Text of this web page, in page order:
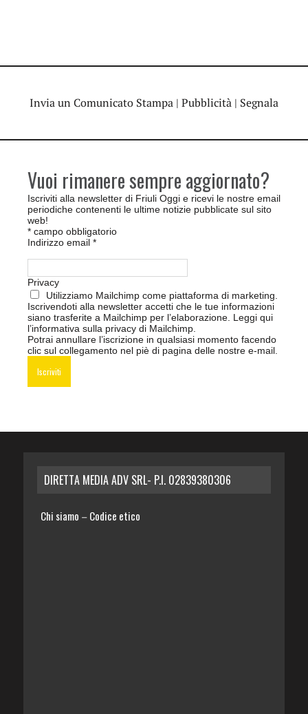
Invia un Comunicato Stampa | Pubblicità | Segnala
Vuoi rimanere sempre aggiornato?
Iscriviti alla newsletter di Friuli Oggi e ricevi le nostre email
periodiche contenenti le ultime notizie pubblicate sul sito
web!
* campo obbligatorio
Indirizzo email *
Privacy
Utilizziamo Mailchimp come piattaforma di marketing.
Iscrivendoti alla newsletter accetti che le tue informazioni
siano trasferite a Mailchimp per l’elaborazione. Leggi qui
l’informativa sulla privacy di Mailchimp
Potrai annullare l’iscrizione in qualsiasi momento facendo
clic sul collegamento nel piè di pagina delle nostre e-mail.
DIRETTA MEDIA ADV SRL- P.I. 02839380306
Chi siamo – Codice etico